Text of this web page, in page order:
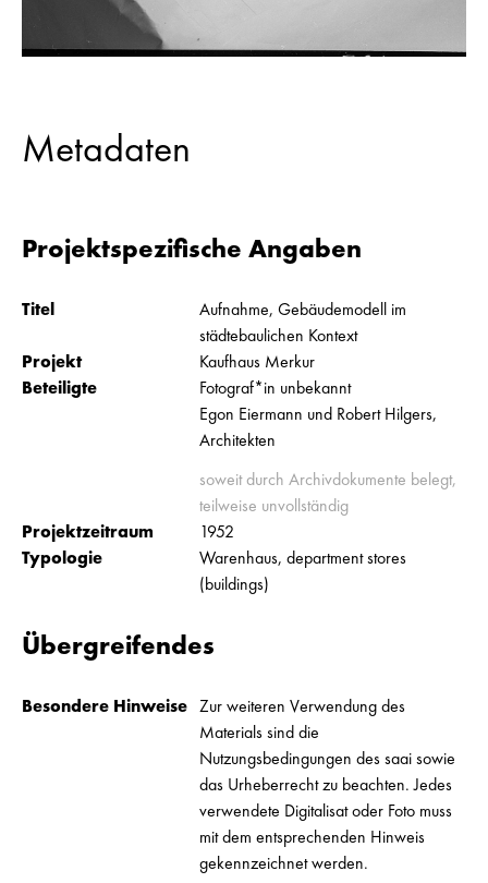
Metadaten
Projektspezifische Angaben
Titel
Aufnahme, Gebäudemodell im
städtebaulichen Kontext
Projekt
Kaufhaus Merkur
Beteiligte
Fotograf*in unbekannt
Egon Eiermann und Robert Hilgers,
Architekten
soweit durch Archivdokumente belegt,
teilweise unvollständig
Projektzeitraum
1952
Typologie
Warenhaus, department stores
(buildings)
Übergreifendes
Besondere Hinweise Zur weiteren Verwendung des
Materials sind die
Nutzungsbedingungen des saai sowie
das Urheberrecht zu beachten. Jedes
verwendete Digitalisat oder Foto muss
mit dem entsprechenden Hinweis
gekennzeichnet werden.